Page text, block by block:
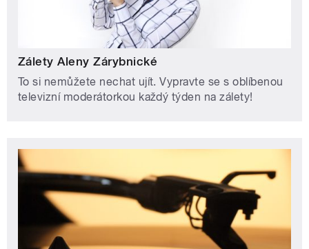
Zálety Aleny Zárybnické
To si nemůžete nechat ujít. Vypravte se s oblíbenou
televizní moderátorkou každý týden na zálety!